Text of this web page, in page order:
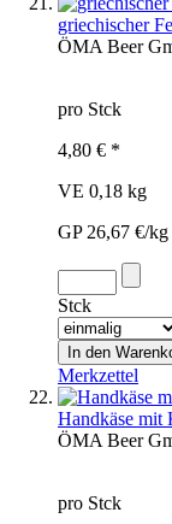
griechischer
ÖMA Beer
pro Stck
4,80 € *
VE 0,18 kg
GP 26,67 €/kg
Stck
Merkzettel
Handkäse mit
ÖMA Beer
pro Stck